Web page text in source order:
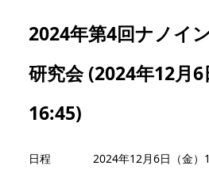
2024年第4回ナノイ
研究会 (2024年12月
16:45)
日程 2024年12月6日（金）